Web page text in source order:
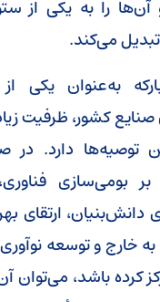
آن‌ها را به یکی از
می‌کند.
به‌عنوان یکی
کشور، ظرفیت
توصیه‌ها دارد. در
بومی‌سازی
ارتقای
خارج و توسعه
کرده باشد، می‌توان